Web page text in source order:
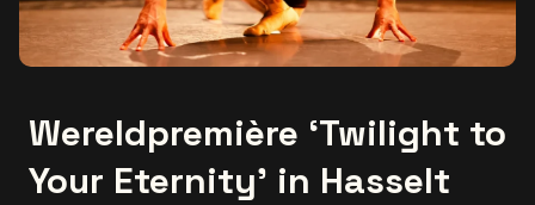
Wereldpremière ‘Twilight to
Your Eternity’ in Hasselt